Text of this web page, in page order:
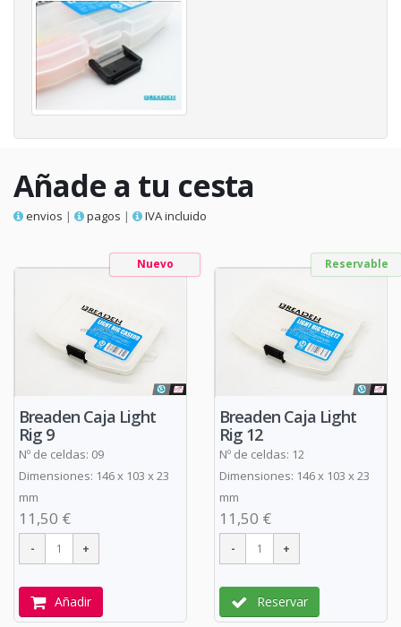
Añade a tu cesta
envios | pagos | IVA incluido
Nuevo
Breaden Caja Light
Rig 9
Nº de celdas: 09
Dimensiones: 146 x 103 x 23
mm
11,50 €
Añadir
Reservable
Breaden Caja Light
Rig 12
Nº de celdas: 12
Dimensiones: 146 x 103 x 23
mm
11,50 €
Reservar